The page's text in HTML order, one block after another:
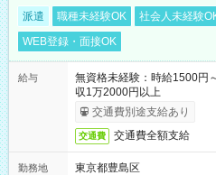
派遣 職種未経験OK 社会人未経験
WEB登録・面接OK
給与
無資格未経験：時給1500
収1万2000円以上
交通費別途支給あり
交通費 交通費全額支給
勤務地
東京都豊島区